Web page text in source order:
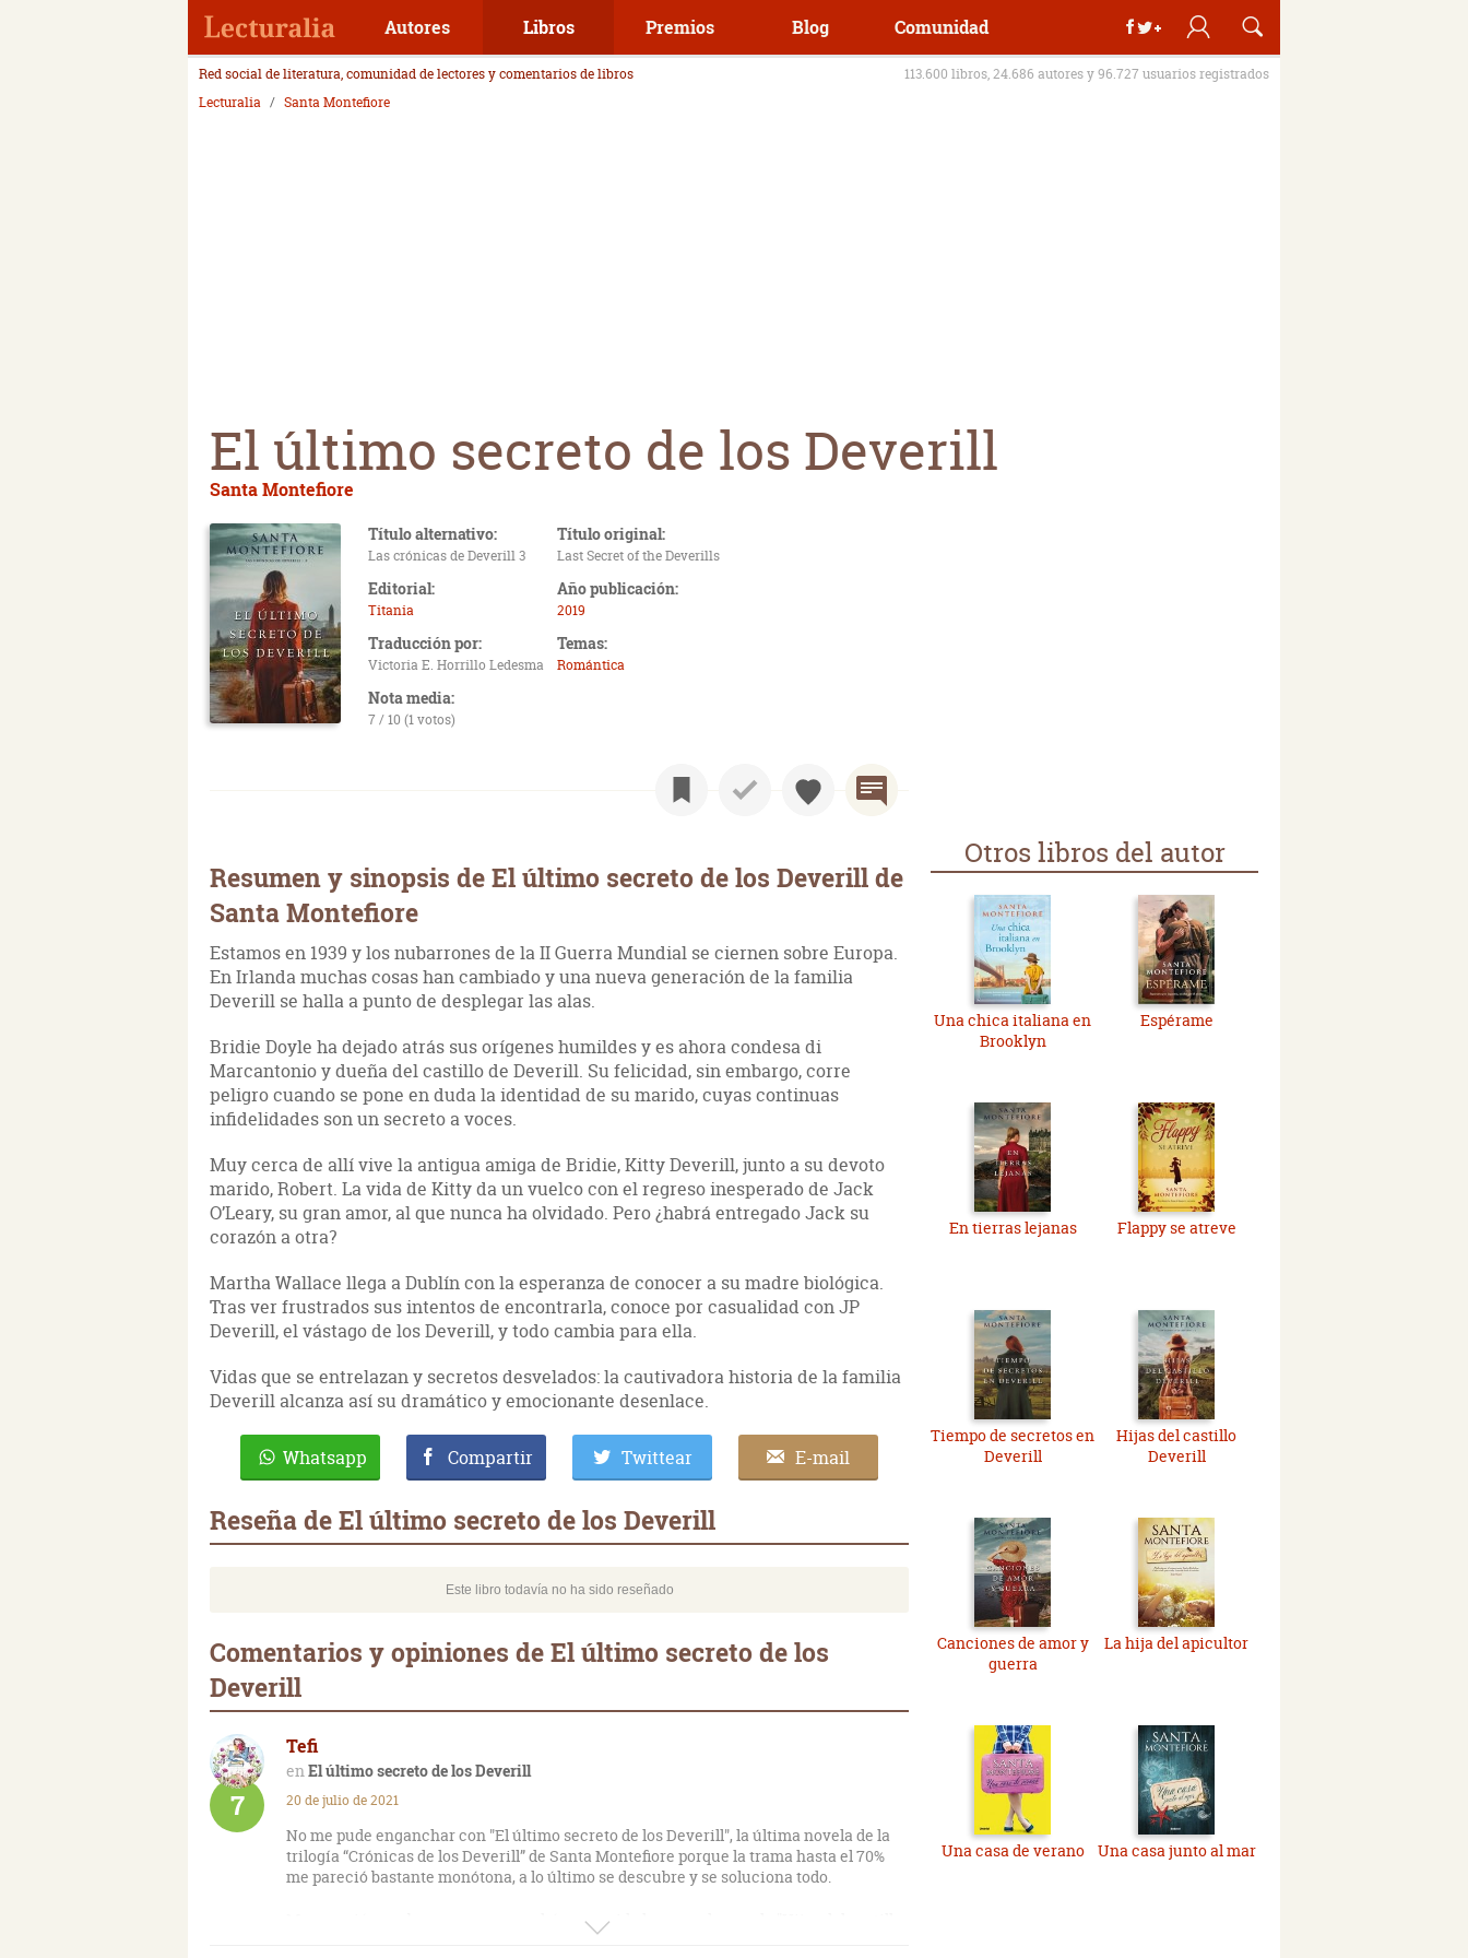
Autores Libros Premios Blog Comunidad
Red social de literatura, comunidad de lectores y comentarios de libros
113.600 libros, 24.686 autores y 96.727 usuarios registrados
Lecturalia
Santa Montefiore
El último secreto de los Deverill
Santa Montefiore
Título alternativo:
Las crónicas de Deverill 3
Título original:
Last Secret of the Deverills
Editorial:
Titania
Año publicación:
2019
Traducción por:
Victoria E. Horrillo Ledesma
Temas:
Romántica
Nota media:
7 / 10 (1 votos)
Resumen y sinopsis de El último secreto de los Deverill de
Santa Montefiore
Estamos en 1939 y los nubarrones de la II Guerra Mundial se ciernen sobre Europa.
En Irlanda muchas cosas han cambiado y una nueva generación de la familia
Deverill se halla a punto de desplegar las alas.
Bridie Doyle ha dejado atrás sus orígenes humildes y es ahora condesa di
Marcantonio y dueña del castillo de Deverill. Su felicidad, sin embargo, corre
peligro cuando se pone en duda la identidad de su marido, cuyas continuas
infidelidades son un secreto a voces.
Muy cerca de allí vive la antigua amiga de Bridie, Kitty Deverill, junto a su devoto
marido, Robert. La vida de Kitty da un vuelco con el regreso inesperado de Jack
O’Leary, su gran amor, al que nunca ha olvidado. Pero ¿habrá entregado Jack su
corazón a otra?
Martha Wallace llega a Dublín con la esperanza de conocer a su madre biológica.
Tras ver frustrados sus intentos de encontrarla, conoce por casualidad con JP
Deverill, el vástago de los Deverill, y todo cambia para ella.
Vidas que se entrelazan y secretos desvelados: la cautivadora historia de la familia
Deverill alcanza así su dramático y emocionante desenlace.
Whatsapp Compartir Twittear E-mail
Reseña de El último secreto de los Deverill
Este libro todavía no ha sido reseñado
Comentarios y opiniones de El último secreto de los
Deverill
Tefi
El último secreto de los Deverill
7 20 de julio de 2021
No me pude enganchar con "El último secreto de los Deverill", la última novela de la
trilogía “Crónicas de los Deverill” de Santa Montefiore porque la trama hasta el 70%
me pareció bastante monótona, a lo último se descubre y se soluciona todo.
Me pareció muy buena, me enganchó enseguida la segunda novela "Hijas del castillo
Otros libros del autor
Una chica italiana en
Brooklyn
Espérame
En tierras lejanas Flappy se atreve
Tiempo de secretos en
Deverill
Hijas del castillo
Deverill
Canciones de amor y
guerra
La hija del apicultor
Una casa de verano Una casa junto al mar